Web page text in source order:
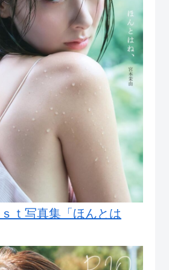
ｔ写真集「ほんとは